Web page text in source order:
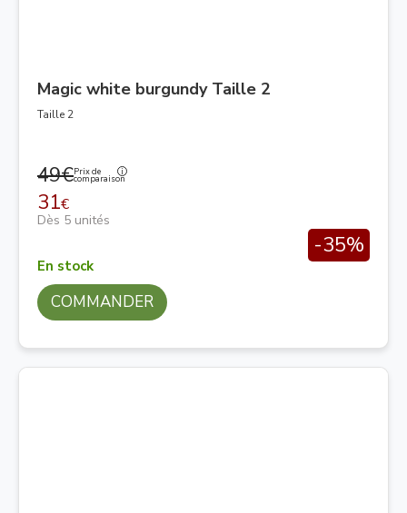
Magic white burgundy Taille 2
Taille 2
49€Prix de
comparaison
31€
Dès 5 unités
-35%
En stock
COMMANDER